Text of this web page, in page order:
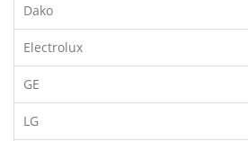
Dako
Electrolux
GE
LG